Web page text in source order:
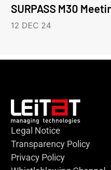
SURPASS M30
12 DEC 24
Legal Notice
Transparency Policy
Privacy Policy